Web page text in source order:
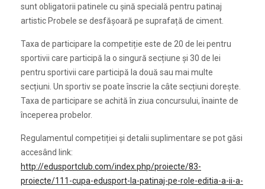
sunt obligatorii patinele cu șină specială pentru patinaj
artistic Probele se desfășoară pe suprafață de ciment.
Taxa de participare la competiție este de 20 de lei pentru
sportivii care participă la o singură secțiune și 30 de lei
pentru sportivii care participă la două sau mai multe
secțiuni. Un sportiv se poate înscrie la câte secțiuni dorește.
Taxa de participare se achită în ziua concursului, înainte de
începerea probelor.
Regulamentul competiției și detalii suplimentare se pot găsi
accesând link:
http://edusportclub.com/index.php/proiecte/83-
proiecte/111-cupa-edusport-la-patinaj-pe-role-editia-a-ii-a-